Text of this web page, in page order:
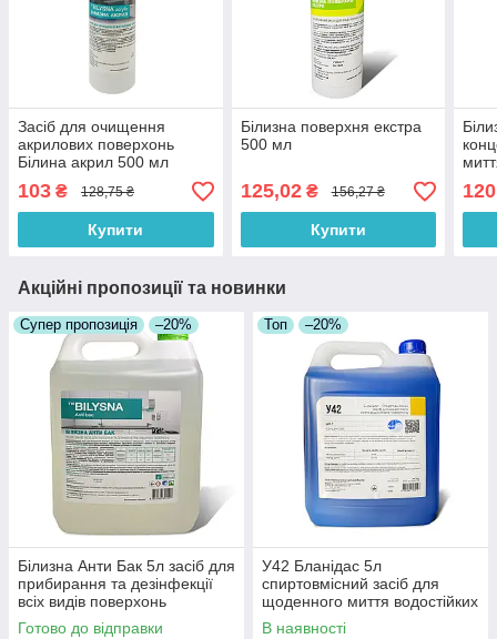
Засіб для очищення
акрилових поверхонь
Білина акрил 500 мл
103 ₴ 128,75 ₴
Купити
Білизна поверхня екстра
500 мл
125,02₴ 156,27 ₴
Купити
Акційні пропозиції та новинки
Супер пропозиція –20%
Білизна Анти Бак 5л засіб для
прибирання та дезінфекції
всіх видів поверхонь
Готово до відправки
Топ –20%
У42 Бланідас 5л
спиртовмісний засіб для
щоденного миття водостійких
поверхонь
В наявності